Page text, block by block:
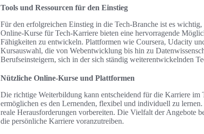
Tools und Ressourcen für den Einstieg
Für den erfolgreichen Einstieg in die Tech-Branche ist es
Online-Kurse für Tech-Karriere bieten eine hervorragende
Fähigkeiten zu entwickeln. Plattformen wie Coursera, Udacity
Kursauswahl, die von Webentwicklung bis hin zu
Berufseinsteigern, sich in der sich ständig weiterentwickelnden
Nützliche Online-Kurse und Plattformen
Die richtige Weiterbildung kann entscheidend für die Karriere im
ermöglichen es den Lernenden, flexibel und individuell zu
reale Herausforderungen vorbereiten. Die Vielfalt der Angebote
die persönliche Karriere voranzutreiben.